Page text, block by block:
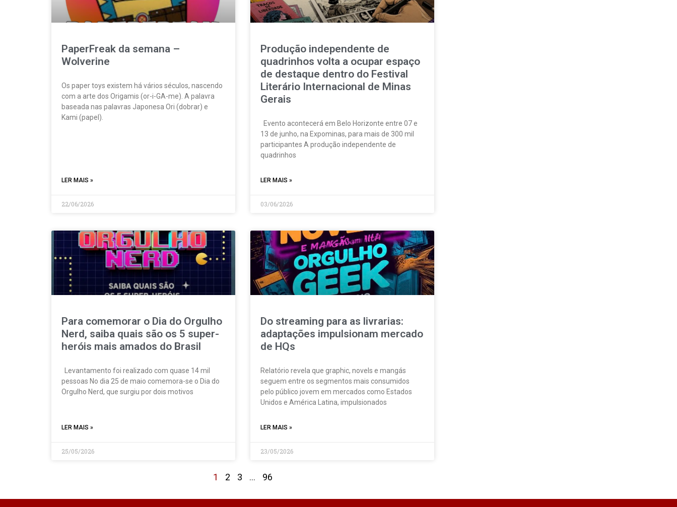
PaperFreak da semana –
Wolverine
Os paper toys existem há vários séculos, nascendo
com a arte dos Origamis (or-i-GA-me). A palavra
baseada nas palavras Japonesa Ori (dobrar) e
Kami (papel).
LER MAIS »
22/06/2026
Produção independente de
quadrinhos volta a ocupar espaço
de destaque dentro do Festival
Literário Internacional de Minas
Gerais
Evento acontecerá em Belo Horizonte entre 07 e
13 de junho, na Expominas, para mais de 300 mil
participantes A produção independente de
quadrinhos
LER MAIS »
03/06/2026
Para comemorar o Dia do Orgulho
Nerd, saiba quais são os 5 super-
heróis mais amados do Brasil
Levantamento foi realizado com quase 14 mil
pessoas No dia 25 de maio comemora-se o Dia do
Orgulho Nerd, que surgiu por dois motivos
LER MAIS »
25/05/2026
Do streaming para as livrarias:
adaptações impulsionam mercado
de HQs
Relatório revela que graphic, novels e mangás
seguem entre os segmentos mais consumidos
pelo público jovem em mercados como Estados
Unidos e América Latina, impulsionados
LER MAIS »
23/05/2026
1 2 3 … 96